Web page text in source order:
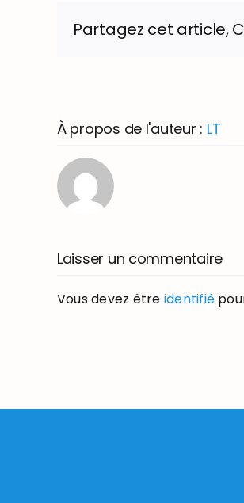
Partagez cet article,
À propos de l'auteur : LT
Laisser un commentaire
Vous devez être identifié